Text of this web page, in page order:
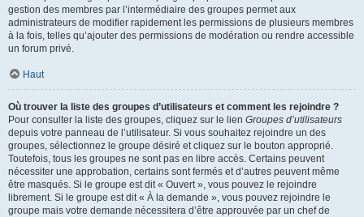
gestion des membres par l’intermédiaire des groupes permet aux
administrateurs de modifier rapidement les permissions de plusieurs membres
à la fois, telles qu’ajouter des permissions de modération ou rendre accessible
un forum privé.
Haut
Où trouver la liste des groupes d’utilisateurs et comment les rejoindre ?
Pour consulter la liste des groupes, cliquez sur le lien Groupes d’utilisateurs
depuis votre panneau de l’utilisateur. Si vous souhaitez rejoindre un des
groupes, sélectionnez le groupe désiré et cliquez sur le bouton approprié.
Toutefois, tous les groupes ne sont pas en libre accès. Certains peuvent
nécessiter une approbation, certains sont fermés et d’autres peuvent même
être masqués. Si le groupe est dit « Ouvert », vous pouvez le rejoindre
librement. Si le groupe est dit « À la demande », vous pouvez rejoindre le
groupe mais votre demande nécessitera d’être approuvée par un chef de